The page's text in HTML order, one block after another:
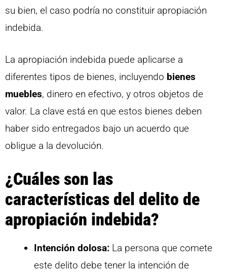
su bien, el caso podría no constituir apropiación
indebida.
La apropiación indebida puede aplicarse a
diferentes tipos de bienes, incluyendo bienes
muebles, dinero en efectivo, y otros objetos de
valor. La clave está en que estos bienes deben
haber sido entregados bajo un acuerdo que
obligue a la devolución.
¿Cuáles son las
características del delito de
apropiación indebida?
Intención dolosa: La persona que comete
este delito debe tener la intención de